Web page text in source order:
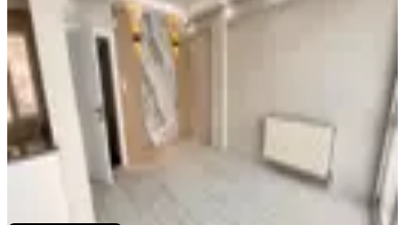
Konak, Göztepe Mahallesi
· 125 m²
6.100.000 ₺
ALMİRA EMLAKALMİRA EMLAK